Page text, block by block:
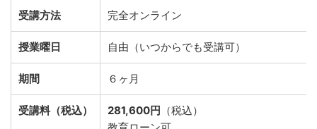
受講方法 完全オンライン
授業曜日 自由（いつからでも受講可）
期間 ６ヶ月
受講料（税込） 281,600円 （税込）